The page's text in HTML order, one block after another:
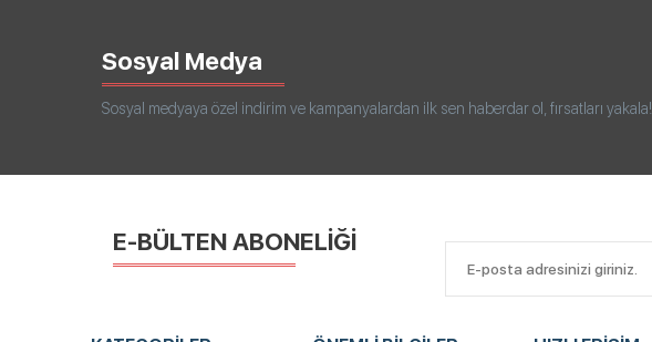
Sosyal Medya
Sosyal medyaya özel indirim ve kampanyalardan ilk sen haberdar ol, fırsatları yakala!
E-BÜLTEN ABONELİĞİ